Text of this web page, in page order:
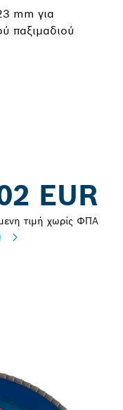
mm για
παξιμαδιού
EUR
τιμή χωρίς ΦΠΑ